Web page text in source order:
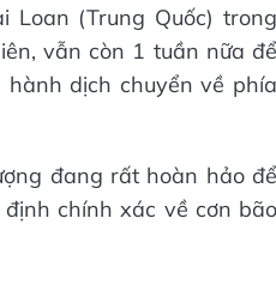
(Trung Quốc) trong
vẫn còn 1 tuần nữa để
dịch chuyển về phía
đang rất hoàn hảo để
chính xác về cơn bão